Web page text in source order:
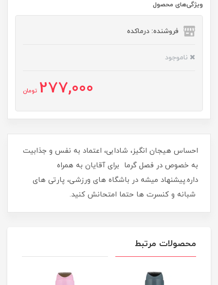
ویژگی‌های محصول
فروشنده: درماکده
ناموجود
277,000 تومان
احساس هیجان انگیز، شادابی، اعتماد به نفس و جذابیت
به خصوص در فصل گرما برای آقایان به همراه
داره.پیشنهاد میشه در باشگاه های ورزشی، پارتی های
شبانه و کنسرت ها حتما امتحانش کنید.
محصولات مرتبط